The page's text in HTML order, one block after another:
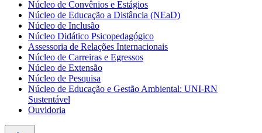
Núcleo de Convênios e Estágios
Núcleo de Educação a Distância (NEaD)
Núcleo de Inclusão
Núcleo Didático Psicopedagógico
Assessoria de Relações Internacionais
Núcleo de Carreiras e Egressos
Núcleo de Extensão
Núcleo de Pesquisa
Núcleo de Educação e Gestão Ambiental: UNI-RN
Sustentável
Ouvidoria